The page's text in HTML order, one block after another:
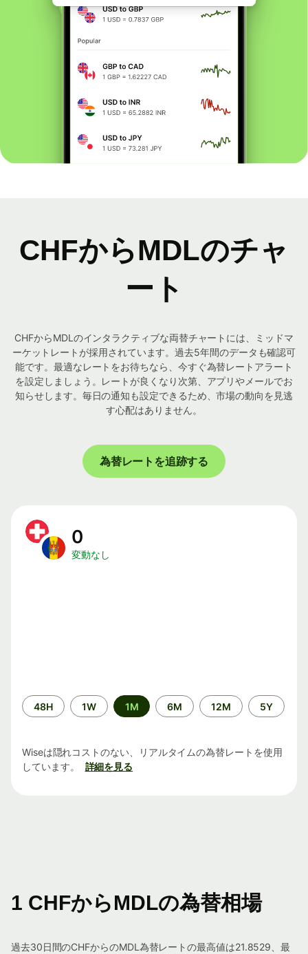
CHFからMDLのチャ
ート
CHFからMDLのインタラクティブな両替チャートには、ミッドマ
ーケットレートが採用されています。過去5年間のデータも確認可
能です。最適なレートをお待ちなら、今すぐ為替レートアラート
を設定しましょう。レートが良くなり次第、アプリやメールでお
知らせします。毎日の通知も設定できるため、市場の動向を見逃
す心配はありません。
為替レートを追跡する
0
変動なし
期
間
48H 1W 1M 6M 12M 5Y
Wiseは隠れコストのない、リアルタイムの為替レートを使用
しています。
詳細を見る
1 CHFからMDLの為替相場
過去30日間のCHFからのMDL為替レートの最高値は21.8529、最